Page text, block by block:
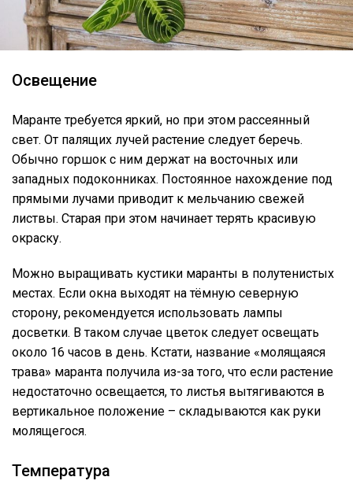
Освещение
Маранте требуется яркий, но при этом рассеянный
свет. От палящих лучей растение следует беречь.
Обычно горшок с ним держат на восточных или
западных подоконниках. Постоянное нахождение под
прямыми лучами приводит к мельчанию свежей
листвы. Старая при этом начинает терять красивую
окраску.
Можно выращивать кустики маранты в полутенистых
местах. Если окна выходят на тёмную северную
сторону, рекомендуется использовать лампы
досветки. В таком случае цветок следует освещать
около 16 часов в день. Кстати, название «молящаяся
трава» маранта получила из-за того, что если растение
недостаточно освещается, то листья вытягиваются в
вертикальное положение – складываются как руки
молящегося.
Температура